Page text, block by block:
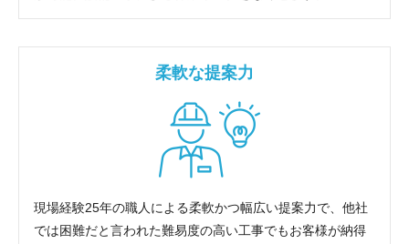
柔軟な提案力
現場経験25年の職人による柔軟かつ幅広い提案力で、他社
では困難だと言われた難易度の高い工事でもお客様が納得